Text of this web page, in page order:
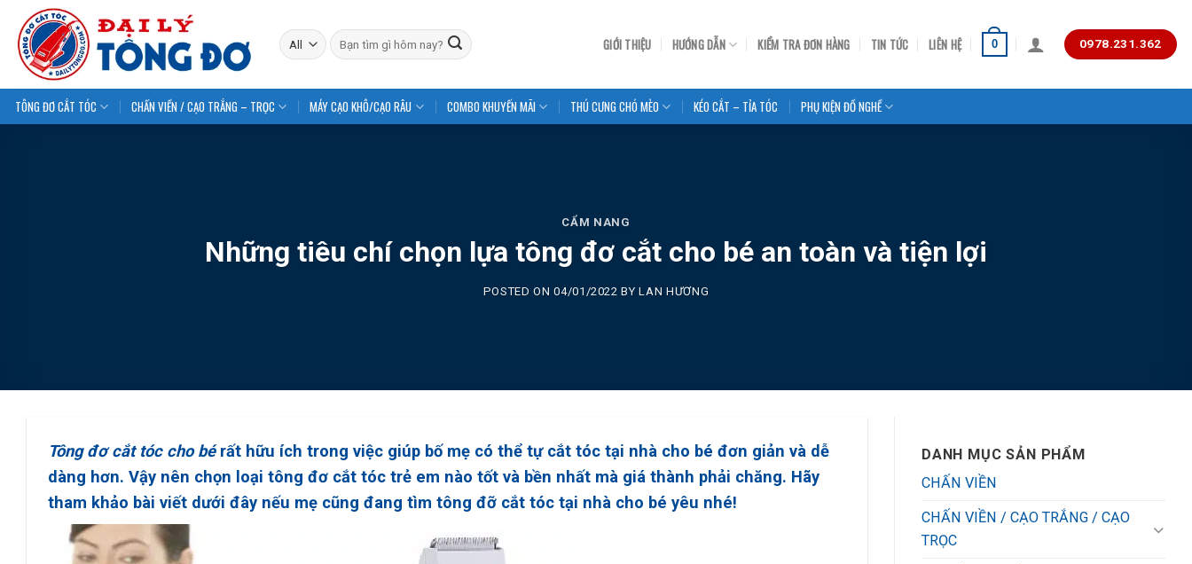
content
Tìm
kiếm:
GIỚI THIỆU HƯỚNG DẪN KIỂM TRA ĐƠN HÀNG TIN TỨC LIÊN HỆ 0 0978.231.362
TÔNG ĐƠ CẮT TÓC CHẤN VIỀN / CẠO TRẮNG – TRỌC MÁY CẠO KHÔ/CẠO RÂU COMBO KHUYẾN MÃI THÚ CƯNG CHÓ MÈO KÉO CẮT – TỈA TÓC PHỤ KIỆN ĐỒ NGHỀ
CẨM NANG
Những tiêu chí chọn lựa tông đơ cắt cho bé an toàn và tiện lợi
POSTED ON04/01/2022 BYLAN HƯƠNG
Tông đơ cắt tóc cho bé rất hữu ích trong việc giúp bố mẹ có thể tự cắt tóc tại nhà cho bé đơn giản và dễ
dàng hơn. Vậy nên chọn loại tông đơ cắt tóc trẻ em nào tốt và bền nhất mà giá thành phải chăng. Hãy
tham khảo bài viết dưới đây nếu mẹ cũng đang tìm tông đỡ cắt tóc tại nhà cho bé yêu nhé!
DANH MỤC SẢN PHẨM
CHẤN VIỀN
CHẤN VIỀN / CẠO TRẮNG / CẠO
TRỌC